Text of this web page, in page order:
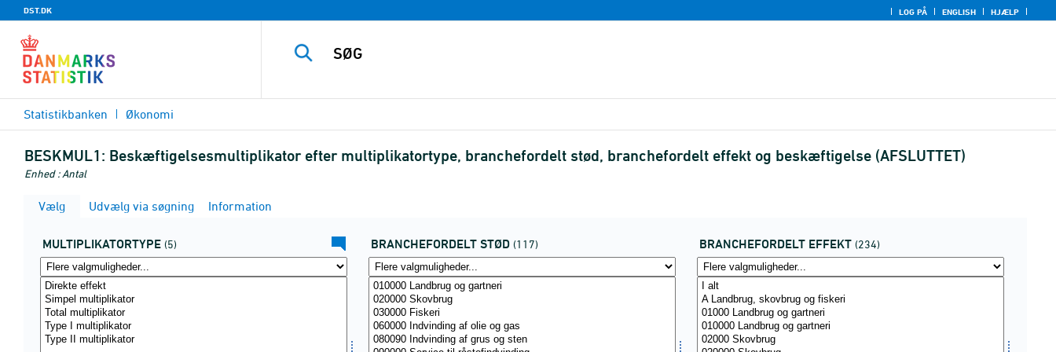
DST.DK LOG PÅ ENGLISH HJÆLP
Statistikbanken Økonomi
BESKMUL1: Beskæftigelsesmultiplikator efter multiplikatortype, branchefordelt stød, branchefordelt effekt og beskæftigelse (AFSLUTTET)
Enhed : Antal
Vælg Udvælg via søgning Information
MULTIPLIKATORTYPE (5) BRANCHEFORDELT STØD (117) BRANCHEFORDELT EFFEKT (234)